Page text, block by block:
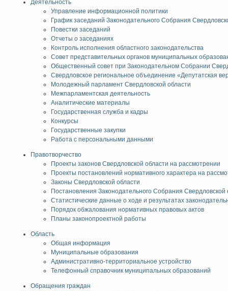
Деятельность
Управление информационной политики
График заседаний Законодательного Собрания
Повестки заседаний
Отчеты о заседаниях
Контроль исполнения областного законодательства
Совет представительных органов муниципальных
Общественный совет при Законодательном Собрании
Свердловское региональное объединение «Депутатская
Молодежный парламент Свердловской области
Межпарламентская деятельность
Аналитические материалы
Государственная служба и кадры
Конкурсы
Государственные закупки
Работа с персональными данными
Правотворчество
Проекты законов Свердловской области на рассмотрении
Проекты постановлений нормативного характера на
Законы Свердловской области
Постановления Законодательного Собрания Свердловской
Статистические данные о ходе и результатах
Порядок обжалования нормативных правовых актов
Планы законопроектной работы
Область
Общая информация
Муниципальные образования
Административно-территориальное устройство
Телефонный справочник муниципальных образований
Обращения граждан